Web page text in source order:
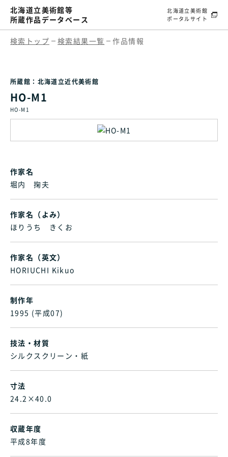
北海道立美術館等
所蔵作品データベース
北海道立美術館
ポータルサイト
検索トップ 検索結果一覧 作品情報
所蔵館：北海道立近代美術館
HO-M1
HO-M1
作家名
堀内 掬夫
作家名（よみ）
ほりうち きくお
作家名（英文）
HORIUCHI Kikuo
制作年
1995 (平成07)
技法・材質
シルクスクリーン・紙
寸法
24.2×40.0
収蔵年度
平成8年度